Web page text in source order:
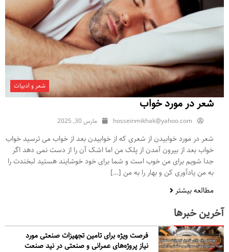
شعر و ادبیات
شعر در مورد خواب
hosseinmikhak@yahoo.com مارس 30, 2025
شعر در مورد خوابیدن از شعری که از خوابیدن بعد از خواب می ترسید خواب
خواب بعد از بیرون آمدن از پلک من اما اشک آن را از دست نمی دهد اگر
جدا شویم برای من خوب است و شما برای خود خوشایند هستید لبخندت را
به من یادآوری کن و بهار را به من […]
مطالعه بیشتر
آخرین خبرها
فرصت ویژه برای تامین تجهیزات صنعتی مورد
نیاز پروژه‌های عمرانی و صنعتی در نید صنعت